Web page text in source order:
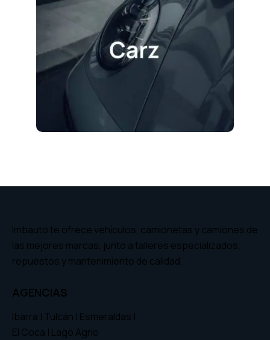
Imbauto te ofrece vehículos, camionetas y camiones de
las mejores marcas, junto a talleres especializados,
repuestos y mantenimiento de calidad.
AGENCIAS
Ibarra | Tulcán | Esmeraldas |
El Coca | Lago Agrio